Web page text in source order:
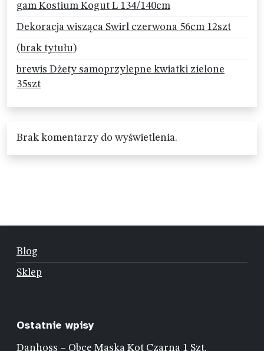
gam Kostium Kogut L 134/140cm
Dekoracja wisząca Swirl czerwona 56cm 12szt
(brak tytułu)
brewis Dżety samoprzylepne kwiatki zielone
35szt
Brak komentarzy do wyświetlenia.
Blog
Sklep
Ostatnie wpisy
Danhoss – Obce Maska Kot Czarna 1 Szt.